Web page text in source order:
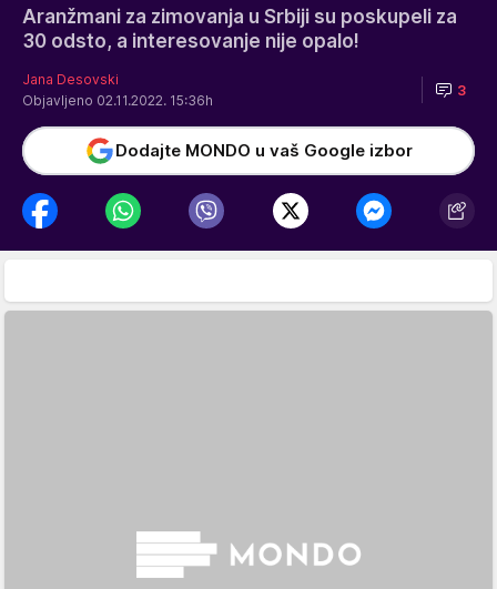
Aranžmani za zimovanja u Srbiji su poskupeli za
30 odsto, a interesovanje nije opalo!
Jana Desovski
Objavljeno 02.11.2022. 15:36h
3
Dodajte MONDO u vaš Google izbor